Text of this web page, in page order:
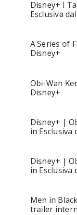
Disney+ I
Esclusiva
A Series of
Disney+
Obi-Wan
Disney+
Disney+ |
in Esclusiva
Disney+ |
in Esclusiva
Men in
trailer